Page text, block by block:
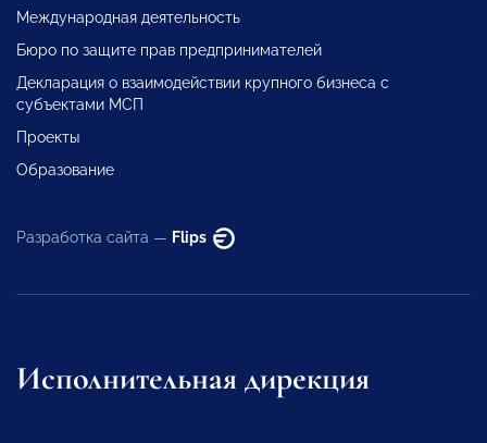
Международная деятельность
Бюро по защите прав предпринимателей
Декларация о взаимодействии крупного бизнеса с
субъектами МСП
Проекты
Образование
Разработка сайта — Flips
Исполнительная дирекция